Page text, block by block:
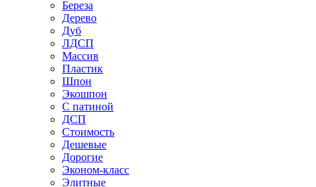
Береза
Дерево
Дуб
ЛДСП
Массив
Пластик
Шпон
Экошпон
С патиной
ДСП
Стоимость
Дешевые
Дорогие
Эконом-класс
Элитные